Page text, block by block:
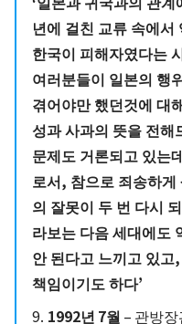
년에 걸친 교류 속에서
한국이 피해자였다는
여러분들이 일본의 행
겪어야만 했던것에 대
성과 사과의 뜻을 전
문제도 거론되고 있는
로서, 참으로 죄송하게
의 잘못이 두 번 다시
라보는 다음 세대에도
안 된다고 느끼고 있고
책임이기도 하다’
9. 1992년 7월 – 관방